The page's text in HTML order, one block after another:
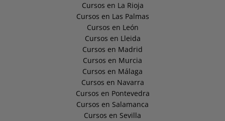
Cursos en La Rioja
Cursos en Las Palmas
Cursos en León
Cursos en Lleida
Cursos en Madrid
Cursos en Murcia
Cursos en Málaga
Cursos en Navarra
Cursos en Pontevedra
Cursos en Salamanca
Cursos en Sevilla